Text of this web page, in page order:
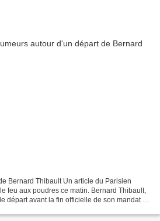
Bernard Thibault Un article du Parisien
feu aux poudres ce matin. Bernard Thibault,
départ avant la fin officielle de son mandat au